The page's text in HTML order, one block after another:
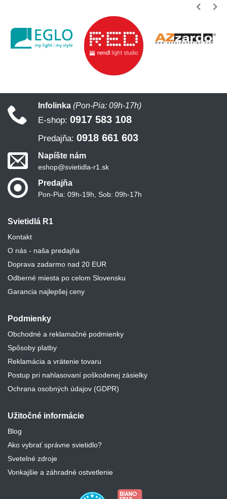
Svietidlá R1
Kontakt
O nás - naša predajňa
Doprava zadarmo nad 20 EUR
Odberné miesta po celom Slovensku
Garancia najlepšej ceny
Podmienky
Obchodné a reklamačné podmienky
Spôsoby platby
Reklamácia a vrátenie tovaru
Postup pri nahlasovaní poškodenej zásielky
Ochrana osobných údajov (GDPR)
Užitočné informácie
Blog
Ako vybrať správne svietidlo?
Svetelné zdroje
Vonkajšie a záhradné ostvetlenie
Infolinka (Pon-Pia: 09h-17h)
E-shop: 0917 583 108
Predajňa: 0918 661 603
Napíšte nám
eshop@svietidla-r1.sk
Predajňa
Pon-Pia: 09h-19h, Sob: 09h-17h